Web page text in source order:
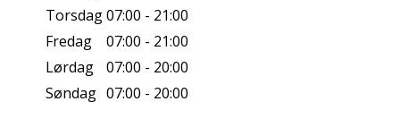
Torsdag07:00 - 21:00
Fredag
07:00 - 21:00
Lørdag
07:00 - 20:00
Søndag 07:00 - 20:00